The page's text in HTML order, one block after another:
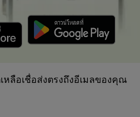
หลือเชื่อส่งตรงถึงอีเมลของคุณ